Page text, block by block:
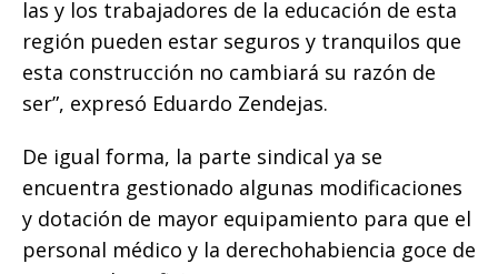
las y los trabajadores de la educación de esta
región pueden estar seguros y tranquilos que
esta construcción no cambiará su razón de
ser”, expresó Eduardo Zendejas.
De igual forma, la parte sindical ya se
encuentra gestionado algunas modificaciones
y dotación de mayor equipamiento para que el
personal médico y la derechohabiencia goce de